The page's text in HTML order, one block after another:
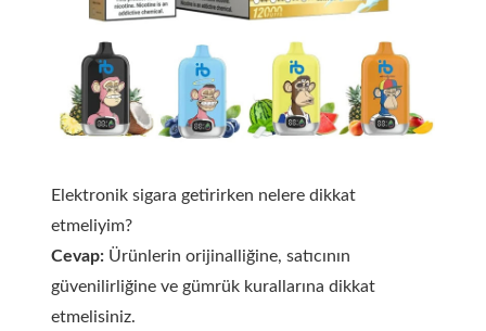
Elektronik sigara getirirken nelere dikkat
etmeliyim?
Cevap: Ürünlerin orijinalliğine, satıcının
güvenilirliğine ve gümrük kurallarına dikkat
etmelisiniz.